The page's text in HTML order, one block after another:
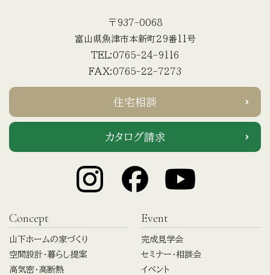
〒937-0068
富山県魚津市本新町29番11号
TEL:0765-24-9116
FAX:0765-22-7273
住宅相談
カタログ請求
Concept
山下ホームの家づくり
空間設計・暮らし提案
高気密・高断熱
Event
完成見学会
セミナー・相談会
イベント